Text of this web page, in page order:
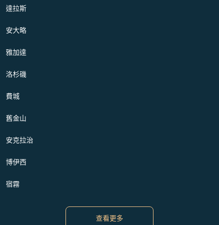
達拉斯
安大略
雅加達
洛杉磯
費城
舊金山
安克拉治
博伊西
宿霧
查看更多